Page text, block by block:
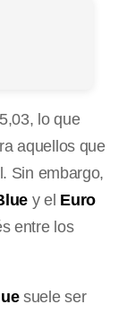
lo que
aquellos que
Sin embargo,
y el Euro
entre los
suele ser